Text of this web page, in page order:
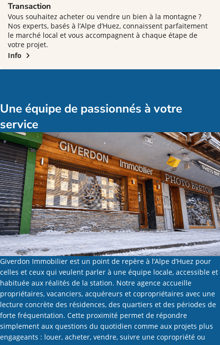
Transaction
Vous souhaitez acheter ou vendre un bien à la montagne ?
Nos experts, basés à l’Alpe d’Huez, connaissent parfaitement
le marché local et vous accompagnent à chaque étape de
votre projet.
Info
Une équipe de passionnés à votre
service
Giverdon Immobilier est un point de repère à l’Alpe d’Huez pour
celles et ceux qui veulent parler à une équipe locale, accessible et
habituée aux réalités de la station. Notre agence accueille
propriétaires, vacanciers, acquéreurs et copropriétaires avec une
lecture concrète des résidences, des quartiers et des périodes de
forte fréquentation. Cette proximité permet de répondre
simplement aux questions du quotidien comme aux projets plus
engageants : louer, acheter, vendre, suivre une copropriété ou